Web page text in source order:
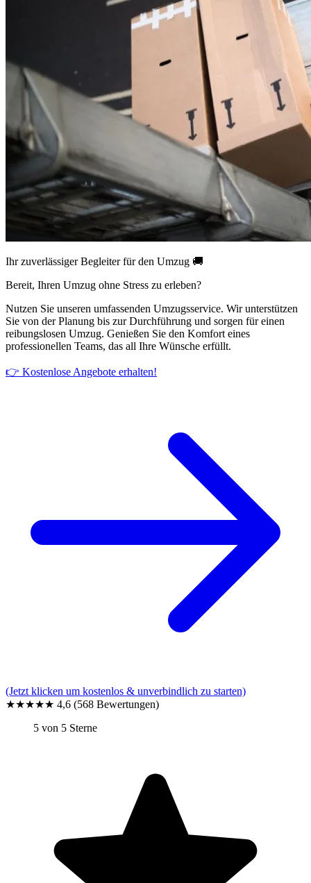
Ihr zuverlässiger Begleiter für den Umzug 🚚
Bereit, Ihren Umzug ohne Stress zu erleben?
Nutzen Sie unseren umfassenden Umzugsservice. Wir unterstützen
Sie von der Planung bis zur Durchführung und sorgen für einen
reibungslosen Umzug. Genießen Sie den Komfort eines
professionellen Teams, das all Ihre Wünsche erfüllt.
👉 Kostenlose Angebote erhalten!
(Jetzt klicken um kostenlos & unverbindlich zu starten)
★★★★★ 4,6 (568 Bewertungen)
5 von 5 Sterne